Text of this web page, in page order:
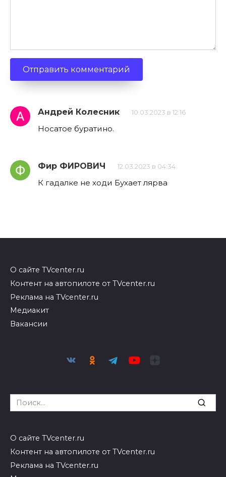
Андрей Колесник 10.03.2023 в 12:16
Носатое буратино.
Фир ФИРОВИЧ 12.03.2023 в 04:34
К гадалке не ходи Бухает лярва
О сайте TVcenter.ru
Контент на автопилоте от TVcenter.ru
Реклама на TVcenter.ru
Медиакит
Вакансии
Search
for:
О сайте TVcenter.ru
Контент на автопилоте от TVcenter.ru
Реклама на TVcenter.ru